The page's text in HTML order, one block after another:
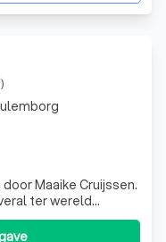
Maaike Cruijssen.
ter wereld
mensen die
psychologen ook